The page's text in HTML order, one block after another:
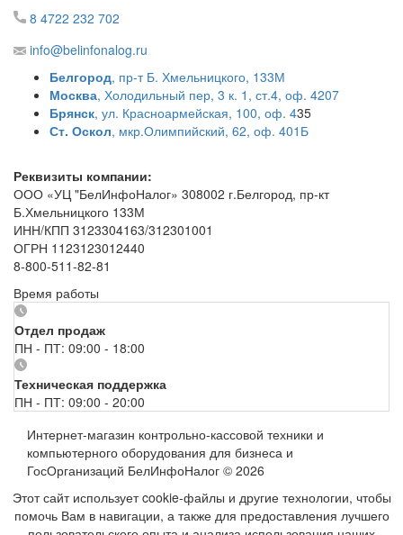
8 4722 232 702
info@belinfonalog.ru
Белгород, пр-т Б. Хмельницкого, 133М
Москва, Холодильный пер, 3 к. 1, ст.4, оф. 4207
Брянск, ул. Красноармейская, 100, оф. 435
Ст. Оскол, мкр.Олимпийский, 62, оф. 401Б
Реквизиты компании:
ООО «УЦ "БелИнфоНалог» 308002 г.Белгород, пр-кт
Б.Хмельницкого 133М
ИНН/КПП 3123304163/312301001
ОГРН 1123123012440
8-800-511-82-81
Время работы
Отдел продаж
ПН - ПТ: 09:00 - 18:00
Техническая поддержка
ПН - ПТ: 09:00 - 20:00
Интернет-магазин контрольно-кассовой техники и
компьютерного оборудования для бизнеса и
ГосОрганизаций БелИнфоНалог © 2026
Этот сайт использует cookie-файлы и другие технологии, чтобы
помочь Вам в навигации, а также для предоставления лучшего